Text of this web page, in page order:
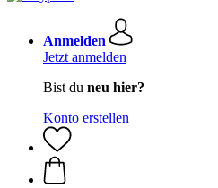
Anmelden
Jetzt anmelden
Bist du neu hier?
Konto erstellen